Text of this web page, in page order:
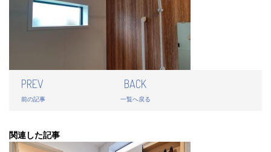
PREV
前の記事
BACK
一覧へ戻る
関連した記事